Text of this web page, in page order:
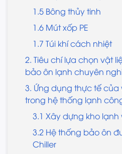
1.5 Bông thủy tinh
1.6 Mút xốp PE
1.7 Túi khí cách nhiệt
2. Tiêu chí lựa chọn vật
bảo ôn lạnh chuyên
3. Ứng dụng thực tế
trong hệ thống lạnh
3.1 Xây dựng kho
3.2 Hệ thống bảo ôn
Chiller